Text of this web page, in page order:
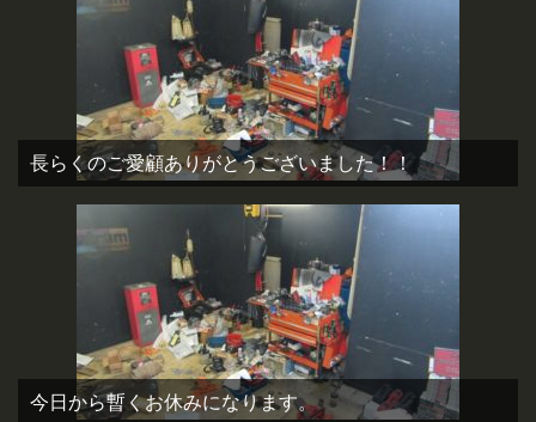
長らくのご愛顧ありがとうございました！！
今日から暫くお休みになります。